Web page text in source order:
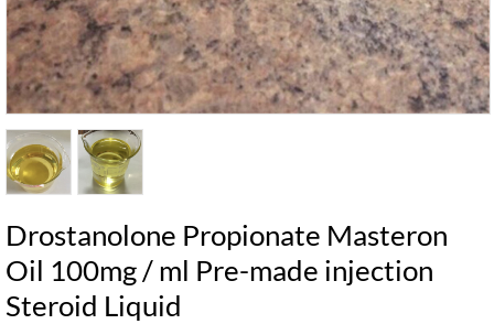
Drostanolone Propionate Masteron
Oil 100mg / ml Pre-made injection
Steroid Liquid